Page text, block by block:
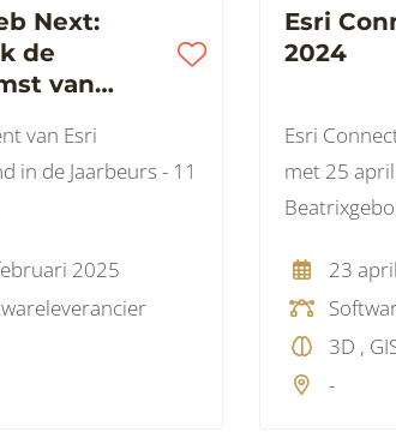
Next:
de
van
2025
van Esri
in de Jaarbeurs - 11
2025
Esri
2024
Esri
met 25
23
3D ,
-